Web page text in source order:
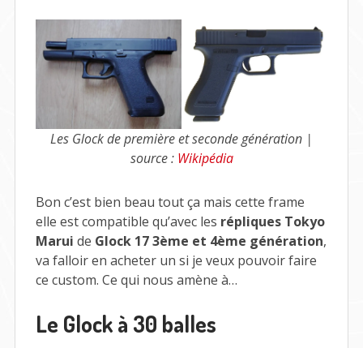
Les Glock de première et seconde génération |
source : Wikipédia
Bon c’est bien beau tout ça mais cette frame
elle est compatible qu’avec les répliques Tokyo
Marui de Glock 17 3ème et 4ème génération,
va falloir en acheter un si je veux pouvoir faire
ce custom. Ce qui nous amène à…
Le Glock à 30 balles